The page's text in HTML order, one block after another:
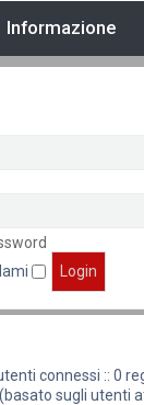
Informazione
connessi :: 0
sugli utenti